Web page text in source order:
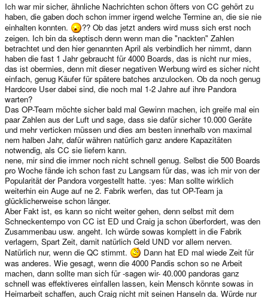
Ich war mir sicher, ähnliche Nachrichten schon öfters von CC gehört zu
haben, die gaben doch schon immer irgend welche Termine an, die sie nie
einhalten konnten.
?? Ob das jetzt anders wird muss sich erst noch
zeigen. Ich bin da skeptisch denn wenn man die "nackten" Zahlen
betrachtet und den hier genannten April als verbindlich her nimmt, dann
haben die fast 1 Jahr gebraucht für 4000 Boards, das is nicht nur mies,
das ist obermies, denn mit dieser negativen Werbung wird es sicher nicht
einfach, genug Käufer für spätere batches anzulocken. Ob da noch genug
Hardcore User dabei sind, die noch mal 1-2 Jahre auf ihre Pandora
warten?
Das OP-Team möchte sicher bald mal Gewinn machen, ich greife mal ein
paar Zahlen aus der Luft und sage, dass sie dafür sicher 10.000 Geräte
und mehr verticken müssen und dies am besten innerhalb von maximal
nem halben Jahr, dafür währen natürlich ganz andere Kapazitäten
notwendig, als CC sie liefern kann.
nene, mir sind die immer noch nicht schnell genug. Selbst die 500 Boards
pro Woche fände ich schon fast zu Langsam für das, was ich mir von der
Popularität der Pandora vorgestellt hatte. :yes: Man sollte wirklich
weiterhin ein Auge auf ne 2. Fabrik werfen, das tut OP-Team ja
glücklicherweise schon länger.
Aber Fakt ist, es kann so nicht weiter gehen, denn selbst mit dem
Schneckentempo von CC ist ED und Craig ja schon überfordert, was den
Zusammenbau usw. angeht. Ich würde sowas komplett in die Fabrik
verlagern, Spart Zeit, damit natürlich Geld UND vor allem nerven.
Natürlich nur, wenn die QC stimmt.
Dann hat ED mal wiede Zeit für
was anderes. Wie gesagt, wenn die 4000 Pandis schon so ne Arbeit
machen, dann sollte man sich für -sagen wir- 40.000 pandoras ganz
schnell was effektiveres einfallen lassen, kein Mensch könnte sowas in
Heimarbeit schaffen, auch Craig nicht mit seinen Hanseln da. Würde nur